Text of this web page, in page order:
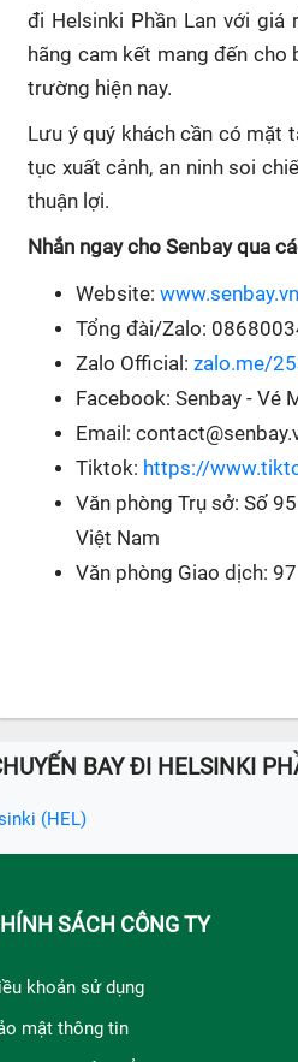
đi Helsinki Phần Lan với giá
hãng cam kết mang đến
trường hiện nay.
Lưu ý quý khách cần có mặt
tục xuất cảnh, an ninh soi
thuận lợi.
Nhắn ngay cho Senbay qua
Website: www.senbay.vn
Tổng đài/Zalo:
Zalo Official: zalo.me/
Facebook: Senbay - Vé
Email:
Tiktok: https://
Văn phòng Trụ sở: Số
Việt Nam
Văn phòng Giao dịch:
BAY ĐI HELSINKI
(HEL)
SÁCH CÔNG TY
khoản sử dụng
mật thông tin